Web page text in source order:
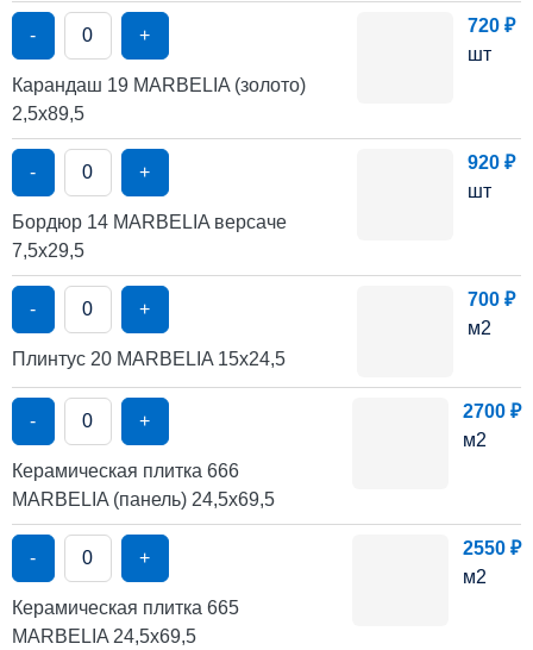
- +
Карандаш 19 MARBELIA (золото)
2,5х89,5
720 ₽
шт
- +
Бордюр 14 MARBELIA версаче
7,5х29,5
920 ₽
шт
- +
Плинтус 20 MARBELIA 15х24,5
700 ₽
м2
- +
Керамическая плитка 666
MARBELIA (панель) 24,5х69,5
2700 ₽
м2
- +
Керамическая плитка 665
MARBELIA 24,5х69,5
2550 ₽
м2